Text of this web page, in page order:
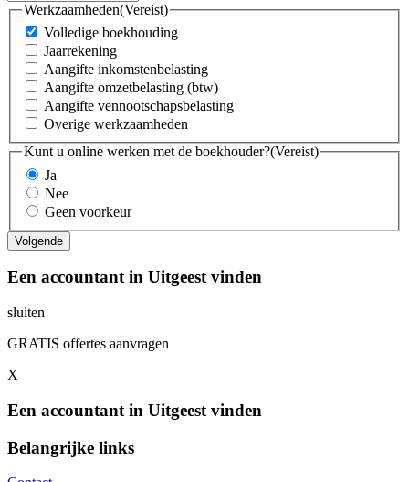
Werkzaamheden(Vereist)
Volledige boekhouding
Jaarrekening
Aangifte inkomstenbelasting
Aangifte omzetbelasting (btw)
Aangifte vennootschapsbelasting
Overige werkzaamheden
Kunt u online werken met de boekhouder?(Vereist)
Ja
Nee
Geen voorkeur
Een accountant in Uitgeest vinden
sluiten
GRATIS offertes aanvragen
X
Een accountant in Uitgeest vinden
Belangrijke links